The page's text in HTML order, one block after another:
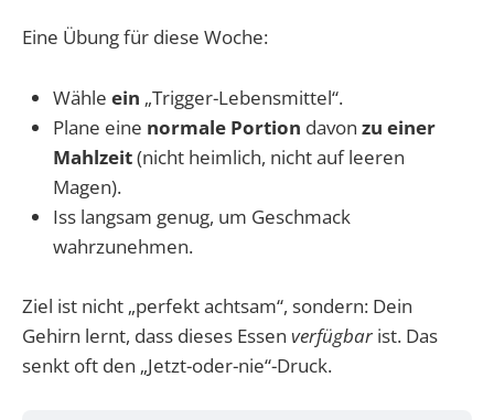
Eine Übung für diese Woche:
Wähle ein „Trigger-Lebensmittel“.
Plane eine normale Portion davon zu einer
Mahlzeit(nicht heimlich, nicht auf leeren
Magen).
Iss langsam genug, um Geschmack
wahrzunehmen.
Ziel ist nicht „perfekt achtsam“, sondern: Dein
Gehirn lernt, dass dieses Essen verfügbarist. Das
senkt oft den „Jetzt-oder-nie“-Druck.